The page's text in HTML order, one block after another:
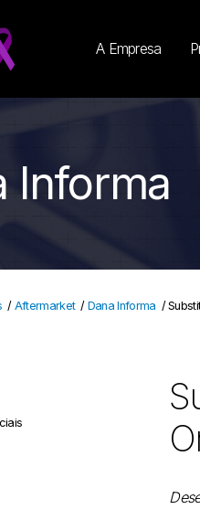
A Empresa
Informa
/ Aftermarket / Dana Informa /